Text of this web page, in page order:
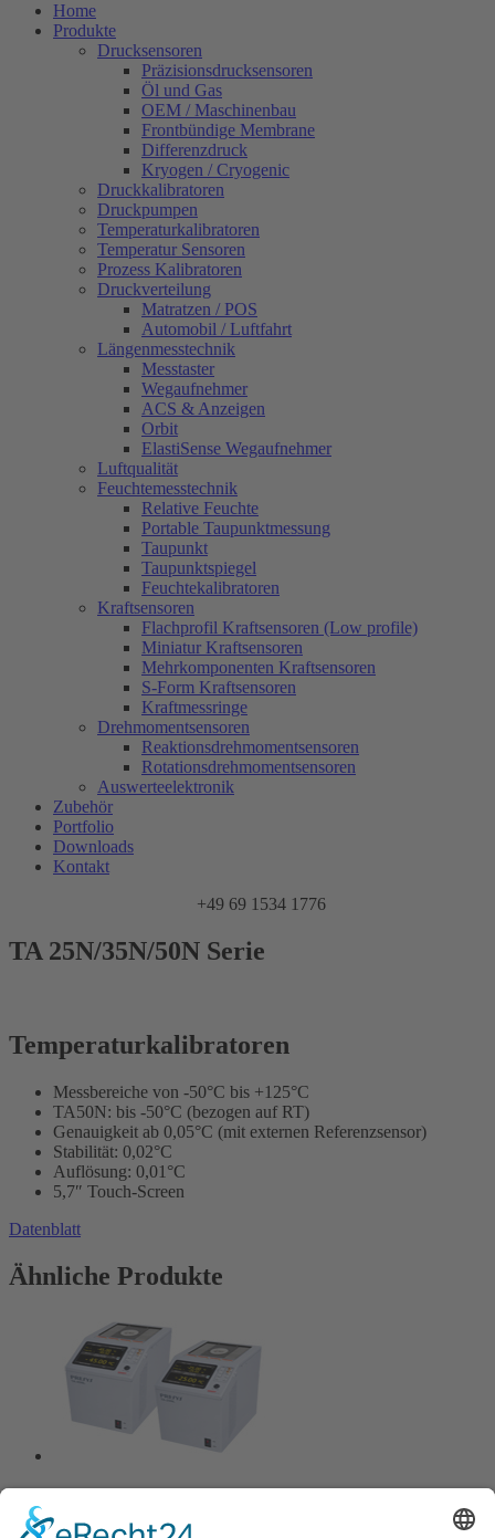
Home
Produkte
Drucksensoren
Präzisionsdrucksensoren
Öl und Gas
OEM / Maschinenbau
Frontbündige Membrane
Differenzdruck
Kryogen / Cryogenic
Druckkalibratoren
Druckpumpen
Temperaturkalibratoren
Temperatur Sensoren
Prozess Kalibratoren
Druckverteilung
Matratzen / POS
Automobil / Luftfahrt
Längenmesstechnik
Messtaster
Wegaufnehmer
ACS & Anzeigen
Orbit
ElastiSense Wegaufnehmer
Luftqualität
Feuchtemesstechnik
Relative Feuchte
Portable Taupunktmessung
Taupunkt
Taupunktspiegel
Feuchtekalibratoren
Kraftsensoren
Flachprofil Kraftsensoren (Low profile)
Miniatur Kraftsensoren
Mehrkomponenten Kraftsensoren
S-Form Kraftsensoren
Kraftmessringe
Drehmomentsensoren
Reaktionsdrehmomentsensoren
Rotationsdrehmomentsensoren
Auswerteelektronik
Zubehör
Portfolio
Downloads
Kontakt
+49 69 1534 1776
TA 25N/35N/50N Serie
Temperaturkalibratoren
Messbereiche von -50°C bis +125°C
TA50N: bis -50°C (bezogen auf RT)
Genauigkeit ab 0,05°C (mit externen Referenzsensor)
Stabilität: 0,02°C
Auflösung: 0,01°C
5,7″ Touch-Screen
Datenblatt
Ähnliche Produkte